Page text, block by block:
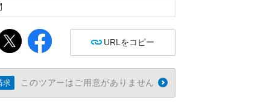
URLをコピー
求 このツアーはご用意がありません